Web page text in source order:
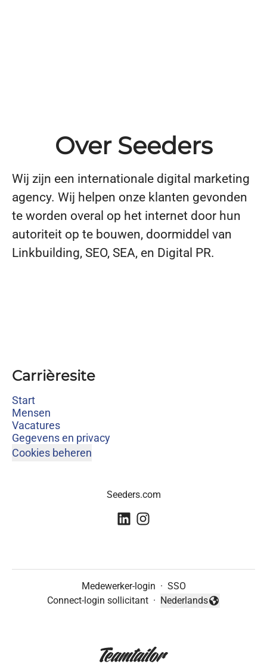
Over Seeders
Wij zijn een internationale digital marketing
agency. Wij helpen onze klanten gevonden
te worden overal op het internet door hun
autoriteit op te bouwen, doormiddel van
Linkbuilding, SEO, SEA, en Digital PR.
Carrièresite
Start
Mensen
Vacatures
Gegevens en privacy
Cookies beheren
Seeders.com
Medewerker-login · SSO
Connect-login sollicitant ·
Taal wijzigen
Nederlands